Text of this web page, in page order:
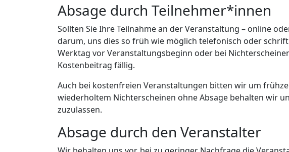
Absage durch Teilnehmer*innen
Sollten Sie Ihre Teilnahme an der Veranstaltung – online
darum, uns dies so früh wie möglich telefonisch oder
Werktag vor Veranstaltungsbeginn oder bei
Kostenbeitrag fällig.
Auch bei kostenfreien Veranstaltungen bitten wir um
wiederholtem Nichterscheinen ohne Absage behalten wir
zuzulassen.
Absage durch den Veranstalter